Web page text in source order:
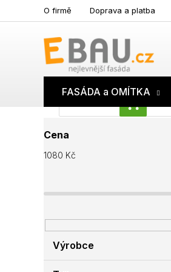
na
O firmě Doprava a platba
FASÁDA a OMÍTKA
o
s
a
n
í
a
Cena
1080 Kč
Výrobce